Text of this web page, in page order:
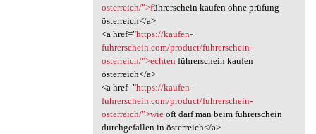
osterreich/">führerschein kaufen ohne prüfung
österreich</a>
<a href="https://kaufen-
fuhrerschein.com/product/fuhrerschein-
osterreich/">echten führerschein kaufen
österreich</a>
<a href="https://kaufen-
fuhrerschein.com/product/fuhrerschein-
osterreich/">wieoft darf man beim führerschein
durchgefallen in österreich</a>